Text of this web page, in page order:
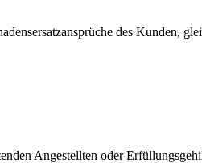
des Kunden,
Angestellten oder